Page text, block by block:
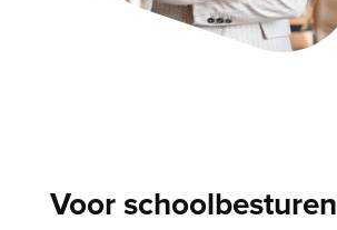
Voor schoolbesturen